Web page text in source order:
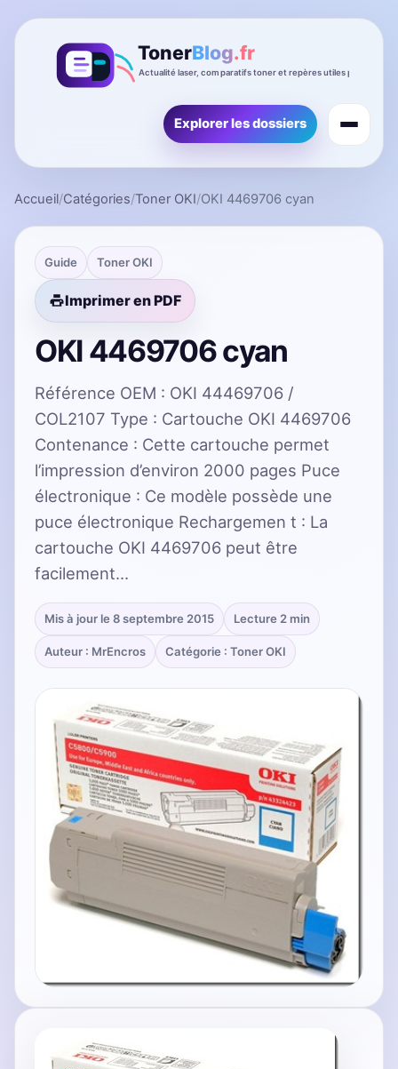
Explorer les dossiers
Accueil/Catégories/Toner OKI/OKI 4469706 cyan
Guide Toner OKI
Imprimer en PDF
OKI 4469706 cyan
Référence OEM : OKI 44469706 /
COL2107 Type : Cartouche OKI 4469706
Contenance : Cette cartouche permet
l’impression d’environ 2000 pages Puce
électronique : Ce modèle possède une
puce électronique Rechargemen t : La
cartouche OKI 4469706 peut être
facilement…
Mis à jour le 8 septembre 2015 Lecture 2 min
Auteur : MrEncros Catégorie : Toner OKI